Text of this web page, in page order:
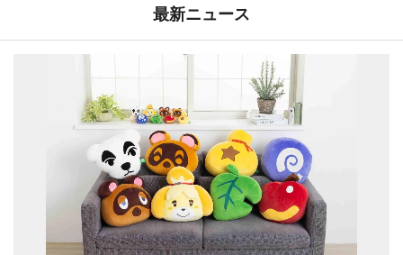
最新ニュース